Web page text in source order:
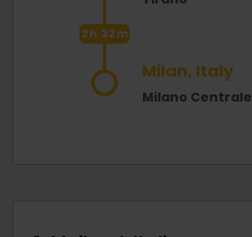
2h 32m
Milan, Italy
Milano Centrale